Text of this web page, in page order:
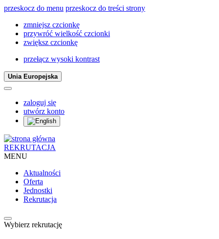
przeskocz do menu przeskocz do treści strony
zmniejsz czcionkę
przywróć wielkość czcionki
zwiększ czcionkę
przełącz wysoki kontrast
Unia Europejska
zaloguj się
utwórz konto
REKRUTACJA
MENU
Aktualności
Oferta
Jednostki
Rekrutacja
Wybierz rekrutację